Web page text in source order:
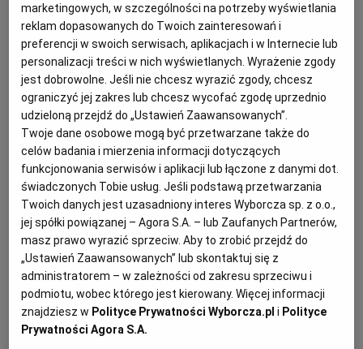
Ogłoszenia z kategorii Przetargi
Suwalska Spółdzielnia Mieszkaniowa ogłasza przetarg
nieograniczony na zakup dwóch samochodów
dostawczych
marketingowych, w szczególności na potrzeby wyświetlania
reklam dopasowanych do Twoich zainteresowań i
preferencji w swoich serwisach, aplikacjach i w Internecie lub
personalizacji treści w nich wyświetlanych. Wyrażenie zgody
jest dobrowolne. Jeśli nie chcesz wyrazić zgody, chcesz
ograniczyć jej zakres lub chcesz wycofać zgodę uprzednio
udzieloną przejdź do „Ustawień Zaawansowanych”.
Twoje dane osobowe mogą być przetwarzane także do
celów badania i mierzenia informacji dotyczących
funkcjonowania serwisów i aplikacji lub łączone z danymi dot.
świadczonych Tobie usług. Jeśli podstawą przetwarzania
Twoich danych jest uzasadniony interes Wyborcza sp. z o.o.,
jej spółki powiązanej – Agora S.A. – lub Zaufanych Partnerów,
masz prawo wyrazić sprzeciw. Aby to zrobić przejdź do
„Ustawień Zaawansowanych” lub skontaktuj się z
administratorem – w zależności od zakresu sprzeciwu i
podmiotu, wobec którego jest kierowany. Więcej informacji
znajdziesz w Polityce Prywatności Wyborcza.pl i Polityce
Prywatności Agora S.A.